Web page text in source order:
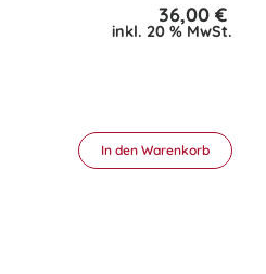
36,00 €
inkl. 20 % MwSt.
In den Warenkorb